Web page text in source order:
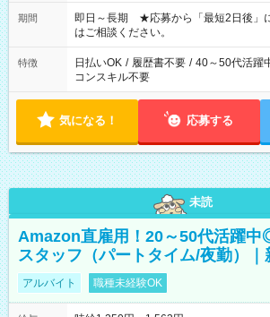
ご希望を教えてください！
期間
即日～長期 ★応募から「最短2日後」
はご相談ください。
特徴 日払いOK / 履歴書不要 / 40～50代活躍
コンスキル不要
気になる！ 応募する
未読
Amazon直雇用！20～50代活躍
スタッフ（パートタイム/夜勤）｜
アルバイト 職種未経験OK